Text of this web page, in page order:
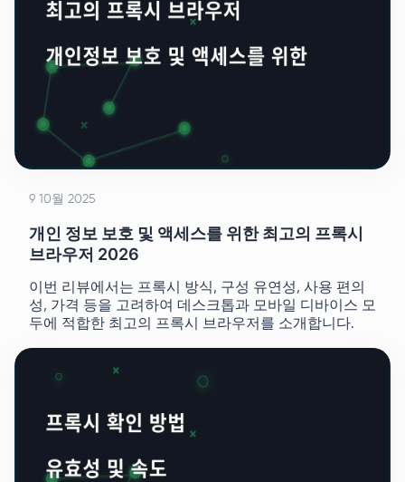
9 10월 2025
개인 정보 보호 및 액세스를 위한 최고의 프록시
브라우저 2026
이번 리뷰에서는 프록시 방식, 구성 유연성, 사용 편의
성, 가격 등을 고려하여 데스크톱과 모바일 디바이스 모
두에 적합한 최고의 프록시 브라우저를 소개합니다.